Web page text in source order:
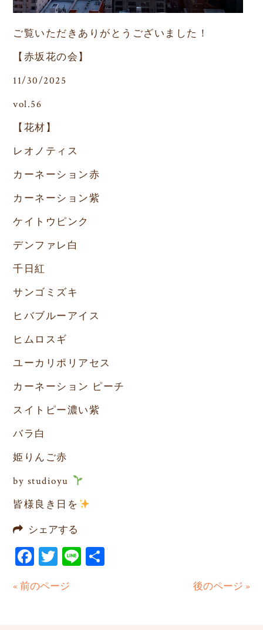
ご覧いただきありがとうございました！
【赤坂花の会】
11/30/2025
vol.56
【花材】
レオノティス
カーネーション赤
カーネーション紫
ケイトウピンク
デンファレ白
千日紅
サンゴミズキ
ヒバブルーアイス
ヒムロスギ
ユーカリポリアセス
カーネーション ピーチ
スイトピー濃い紫
バラ白
姫りんご赤
by studioyu
皆様良き日を
シェアする
Facebook
Twitter
Line
« 前のページ 後のページ »